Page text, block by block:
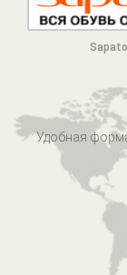
Sapato
Удобная